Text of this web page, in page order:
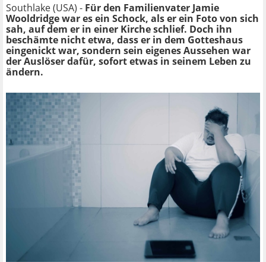
Southlake (USA) - Für den Familienvater Jamie
Wooldridge war es ein Schock, als er ein Foto von sich
sah, auf dem er in einer Kirche schlief. Doch ihn
beschämte nicht etwa, dass er in dem Gotteshaus
eingenickt war, sondern sein eigenes Aussehen war
der Auslöser dafür, sofort etwas in seinem Leben zu
ändern.